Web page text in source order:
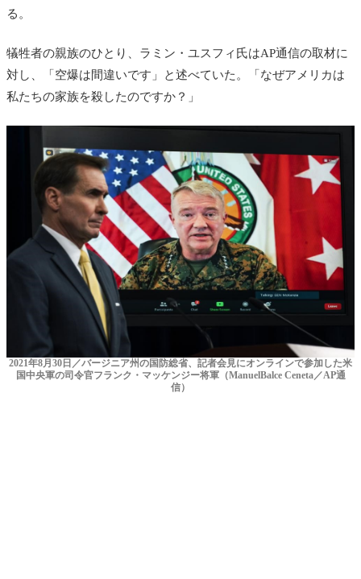
る。
犠牲者の親族のひとり、ラミン・ユスフィ氏はAP通信の取材に
対し、「空爆は間違いです」と述べていた。「なぜアメリカは
私たちの家族を殺したのですか？」
2021年8月30日／バージニア州の国防総省、記者会見にオンラインで参加した米
国中央軍の司令官フランク・マッケンジー将軍（ManuelBalce Ceneta／AP通
信）